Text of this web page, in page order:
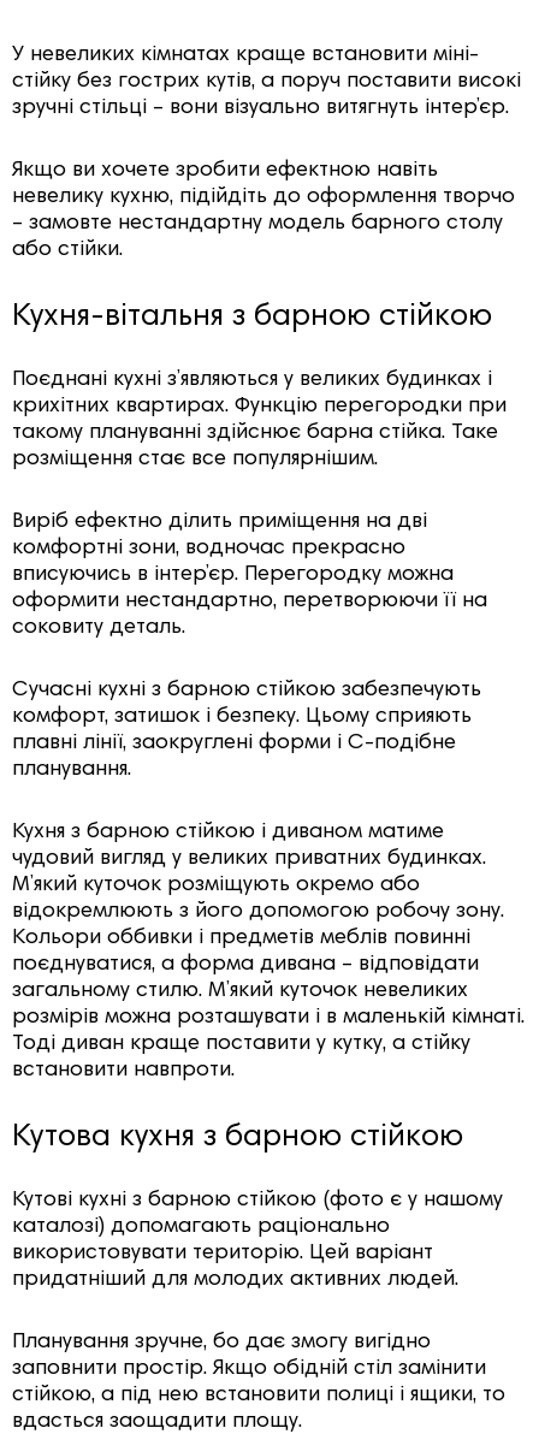
У невеликих кімнатах краще встановити міні-
стійку без гострих кутів, а поруч поставити високі
зручні стільці – вони візуально витягнуть інтер’єр.
Якщо ви хочете зробити ефектною навіть
невелику кухню, підійдіть до оформлення творчо
– замовте нестандартну модель барного столу
або стійки.
Кухня-вітальня з барною стійкою
Поєднані кухні з’являються у великих будинках і
крихітних квартирах. Функцію перегородки при
такому плануванні здійснює барна стійка. Таке
розміщення стає все популярнішим.
Виріб ефектно ділить приміщення на дві
комфортні зони, водночас прекрасно
вписуючись в інтер’єр. Перегородку можна
оформити нестандартно, перетворюючи її на
соковиту деталь.
Сучасні кухні з барною стійкою забезпечують
комфорт, затишок і безпеку. Цьому сприяють
плавні лінії, заокруглені форми і С-подібне
планування.
Кухня з барною стійкою і диваном матиме
чудовий вигляд у великих приватних будинках.
М’який куточок розміщують окремо або
відокремлюють з його допомогою робочу зону.
Кольори оббивки і предметів меблів повинні
поєднуватися, а форма дивана – відповідати
загальному стилю. М’який куточок невеликих
розмірів можна розташувати і в маленькій кімнаті.
Тоді диван краще поставити у кутку, а стійку
встановити навпроти.
Кутова кухня з барною стійкою
Кутові кухні з барною стійкою (фото є у нашому
каталозі) допомагають раціонально
використовувати територію. Цей варіант
придатніший для молодих активних людей.
Планування зручне, бо дає змогу вигідно
заповнити простір. Якщо обідній стіл замінити
стійкою, а під нею встановити полиці і ящики, то
вдасться заощадити площу.